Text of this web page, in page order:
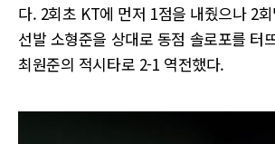
다. 2회초 KT에 먼저 1점을 내줬으나 2
선발 소형준을 상대로 동점 솔로포를 터
최원준의 적시타로 2-1 역전했다.